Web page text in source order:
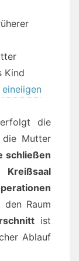
Kind
eineiigen
die
Mutter
schließen
Kreißsaal
Raum
ist
Ablauf